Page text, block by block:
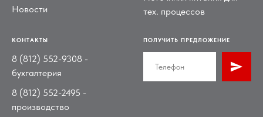
Новости
тех. процессов
КОНТАКТЫ
8 (812) 552-9308 -
бухгалтерия
8 (812) 552-2495 -
производство
ПОЛУЧИТЬ ПРЕДЛОЖЕНИЕ